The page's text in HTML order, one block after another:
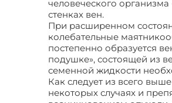
человеческого
стенках вен.
При расширенном
колебательные
постепенно образуется
подушке», состоящей из
семенной жидкости
Как следует из всего
некоторых случаях и